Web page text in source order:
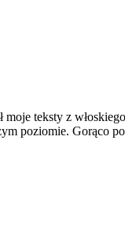
moje teksty z
poziomie. Gorąco